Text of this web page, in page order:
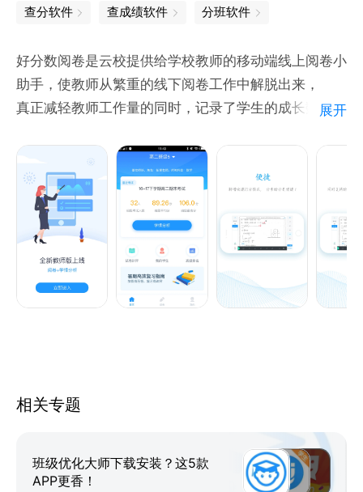
查分软件 查成绩软件 分班软件
好分数阅卷是云校提供给学校教师的移动端线上阅卷小
助手，使教师从繁重的线下阅卷工作中解脱出来，
真正减轻教师工作量的同时，记录了学生的成长数据，
我司在此作出以下承诺：
1.不向学前儿童、中小学生提供校外学科类培训服务；
2.承诺不为违规学科培训提供便利；
3.采取技术措施限制用于违规学科培训；
4.在下载页等显著位置声明不为违规学科培训提供服
务；
1.随时随地轻松线上阅卷
2.实时记录教师的阅卷进度，同时可以查看其他教师的
评阅进度。
3.对学生的试卷支持多种标记方式，并且支持对试卷输
展开
相关专题
班级优化大师下载安装？这5款
APP更香！